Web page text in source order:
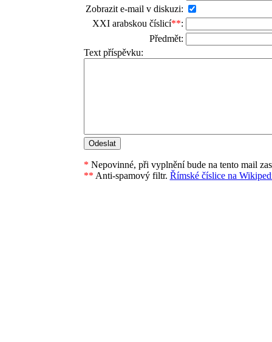
Zobrazit e-mail v diskuzi:
XXI arabskou číslicí**:
Předmět:
Text příspěvku:
* Nepovinné, při vyplnění bude na tento mail
** Anti-spamový filtr. Římské číslice na